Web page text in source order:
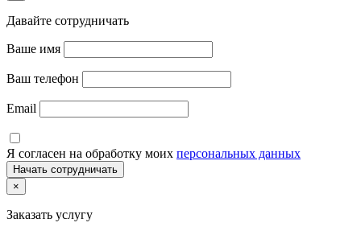
Давайте сотрудничать
Ваше имя
Ваш телефон
Email
Я согласен на обработку моих персональных данных
×
Заказать услугу